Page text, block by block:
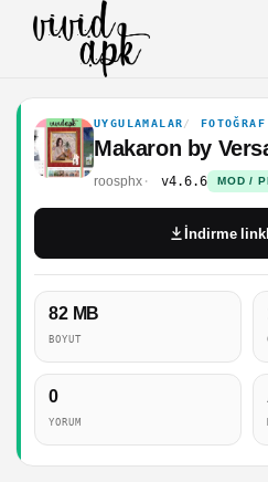
UYGULAMALAR
Makaron by
roosphx v4.6.6 MOD /
82 MB
BOYUT
0
YORUM
İndirme